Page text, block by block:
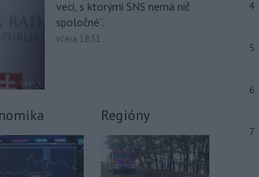
Viac >
veci, s ktorými SNS nemá nič
spoločné“.
včera 18:51
Regióny
4
5
6
7